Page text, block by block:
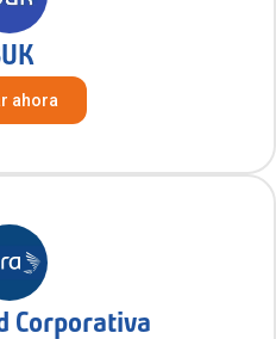
ahora
Corporativa